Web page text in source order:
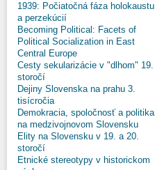
1939: Počiatočná fáza holokaustu
a perzekúcií
Becoming Political: Facets of
Political Socialization in East
Central Europe
Cesty sekularizácie v "dlhom" 19.
storočí
Dejiny Slovenska na prahu 3.
tisícročia
Demokracia, spoločnosť a politika
na medzivojnovom Slovensku
Elity na Slovensku v 19. a 20.
storočí
Etnické stereotypy v historickom